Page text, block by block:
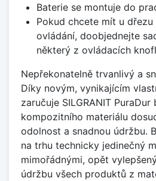
Baterie se montuje do
Pokud chcete mít u
ovládání, doobjednejte
některý z ovládacích
Nepřekonatelně trvanlivý a
Díky novým, vynikajícím
zaručuje SILGRANIT
kompozitního materiálu
odolnost a snadnou údržbu.
na trhu technicky jedinečný
mimořádnými, opět
údržbu všech produktů z